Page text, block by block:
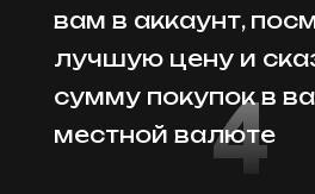
вам в аккаунт,
лучшую цену и
сумму покупок в
местной валюте
4